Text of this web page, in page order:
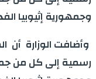
وجمهورية إثيوبيا
وأضافت الوزارة
رسمية إلى كل من